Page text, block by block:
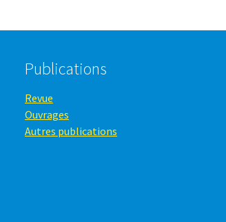
Publications
Revue
Ouvrages
Autres publications